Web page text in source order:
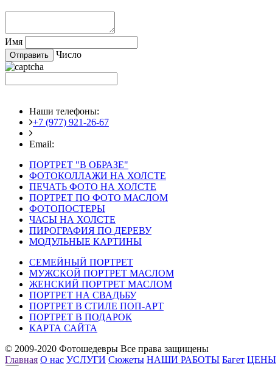
Имя
Число
Наши телефоны:
+7 (977) 921-26-67
Email:
ПОРТРЕТ "В ОБРАЗЕ"
ФОТОКОЛЛАЖИ НА ХОЛСТЕ
ПЕЧАТЬ ФОТО НА ХОЛСТЕ
ПОРТРЕТ ПО ФОТО МАСЛОМ
ФОТОПОСТЕРЫ
ЧАСЫ НА ХОЛСТЕ
ПИРОГРАФИЯ ПО ДЕРЕВУ
МОДУЛЬНЫЕ КАРТИНЫ
СЕМЕЙНЫЙ ПОРТРЕТ
МУЖСКОЙ ПОРТРЕТ МАСЛОМ
ЖЕНСКИЙ ПОРТРЕТ МАСЛОМ
ПОРТРЕТ НА СВАДЬБУ
ПОРТРЕТ В СТИЛЕ ПОП-АРТ
ПОРТРЕТ В ПОДАРОК
КАРТА САЙТА
© 2009-2020 Фотошедевры Все права защищены
Главная О нас УСЛУГИ Сюжеты НАШИ РАБОТЫ Багет ЦЕНЫ